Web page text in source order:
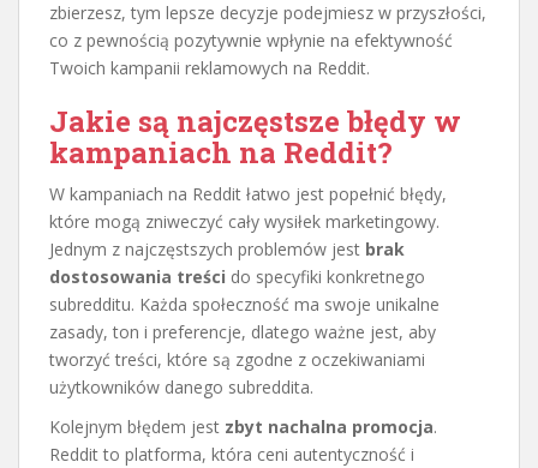
zbierzesz, tym lepsze decyzje podejmiesz w przyszłości,
co z pewnością pozytywnie wpłynie na efektywność
Twoich kampanii reklamowych na Reddit.
Jakie są najczęstsze błędy w
kampaniach na Reddit?
W kampaniach na Reddit łatwo jest popełnić błędy,
które mogą zniweczyć cały wysiłek marketingowy.
Jednym z najczęstszych problemów jest brak
dostosowania treści do specyfiki konkretnego
subredditu. Każda społeczność ma swoje unikalne
zasady, ton i preferencje, dlatego ważne jest, aby
tworzyć treści, które są zgodne z oczekiwaniami
użytkowników danego subreddita.
Kolejnym błędem jest zbyt nachalna promocja.
Reddit to platforma, która ceni autentyczność i